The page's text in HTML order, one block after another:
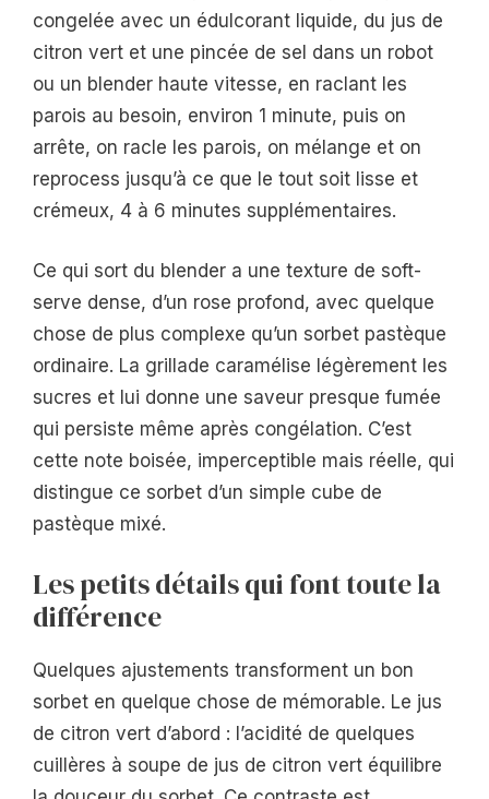
congelée avec un édulcorant liquide, du jus de
citron vert et une pincée de sel dans un robot
ou un blender haute vitesse, en raclant les
parois au besoin, environ 1 minute, puis on
arrête, on racle les parois, on mélange et on
reprocess jusqu’à ce que le tout soit lisse et
crémeux, 4 à 6 minutes supplémentaires.
Ce qui sort du blender a une texture de soft-
serve dense, d’un rose profond, avec quelque
chose de plus complexe qu’un sorbet pastèque
ordinaire. La grillade caramélise légèrement les
sucres et lui donne une saveur presque fumée
qui persiste même après congélation. C’est
cette note boisée, imperceptible mais réelle, qui
distingue ce sorbet d’un simple cube de
pastèque mixé.
Les petits détails qui font toute la
différence
Quelques ajustements transforment un bon
sorbet en quelque chose de mémorable. Le jus
de citron vert d’abord : l’acidité de quelques
cuillères à soupe de jus de citron vert équilibre